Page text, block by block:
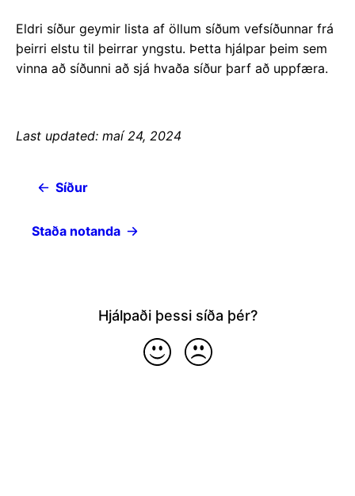
Eldri síður geymir lista af öllum síðum vefsíðunnar frá
þeirri elstu til þeirrar yngstu. Þetta hjálpar þeim sem
vinna að síðunni að sjá hvaða síður þarf að uppfæra.
Last updated: maí 24, 2024
Síður
Staða notanda
Hjálpaði þessi síða þér?